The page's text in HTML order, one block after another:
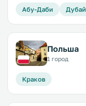
Абу-Даби Дубай
Польша
1 город
Краков